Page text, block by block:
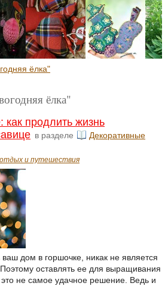
ёлка"
ёлка"
как продлить жизнь
в разделе
Декоративные
отдых и путешествия
дом в горшочке, никак не является
оставлять ее для выращивания
не самое удачное решение. Ведь и